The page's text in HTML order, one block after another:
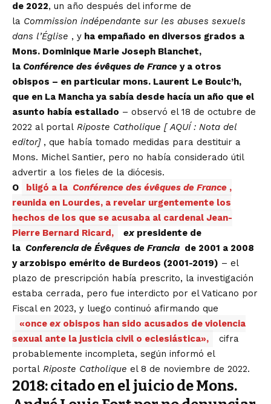
de 2022, un año después del informe de
la Commission indépendante sur les abuses sexuels
dans l’Église , y ha empañado en diversos grados a
Mons. Dominique Marie Joseph Blanchet,
la Conférence des évêques de France y a otros
obispos – en particular mons. Laurent Le Boulc’h,
que en La Mancha ya sabía desde hacía un año que el
asunto había estallado – observó el 18 de octubre de
2022 al portal Riposte Catholique [AQUÍ: Nota del
editor], que había tomado medidas para destituir a
Mons. Michel Santier, pero no había considerado útil
advertir a los fieles de la diócesis.
O
bligó a la Conférence des évêques de France ,
reunida en Lourdes, a revelar urgentemente los
hechos de los que se acusaba al cardenal Jean-
Pierre Bernard Ricard,
expresidente de
la Conferencia de Évêques de Franciade 2001 a 2008
y arzobispo emérito de Burdeos (2001-2019) – el
plazo de prescripción había prescrito, la investigación
estaba cerrada, pero fue interdicto por el Vaticano por
Fiscal en 2023, y luego continuó afirmando que
«once exobispos han sido acusados ​​de violencia
sexual ante la justicia civil o eclesiástica»,
cifra
probablemente incompleta, según informó el
portal Riposte Catholique el 8 de noviembre de 2022.
2018: citado en el juicio de Mons.